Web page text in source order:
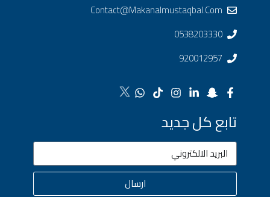
Contact@makanalmustaqbal.com
0538203330
920012957
تابع كل جديد
ارسال